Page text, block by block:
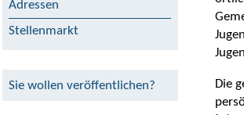
Adressen
Stellenmarkt
Sie wollen veröffentlichen?
Die